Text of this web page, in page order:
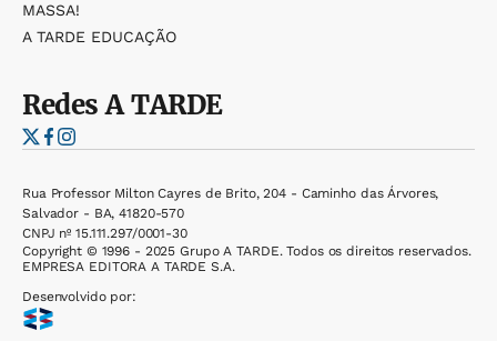
MASSA!
A TARDE EDUCAÇÃO
RedesA TARDE
Rua Professor Milton Cayres de Brito, 204 - Caminho das Árvores,
Salvador - BA, 41820-570
CNPJ nº 15.111.297/0001-30
Copyright © 1996 - 2025 Grupo A TARDE. Todos os direitos reservados.
EMPRESA EDITORA A TARDE S.A.
Desenvolvido por: